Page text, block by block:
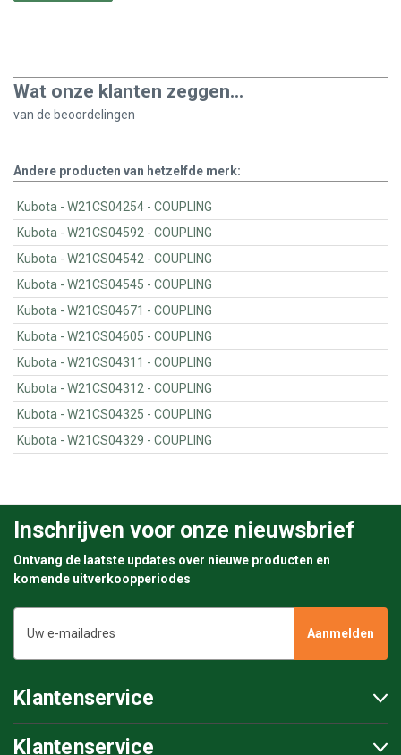
Wat onze klanten zeggen...
van de beoordelingen
Andere producten van hetzelfde merk:
Kubota - W21CS04254 - COUPLING
Kubota - W21CS04592 - COUPLING
Kubota - W21CS04542 - COUPLING
Kubota - W21CS04545 - COUPLING
Kubota - W21CS04671 - COUPLING
Kubota - W21CS04605 - COUPLING
Kubota - W21CS04311 - COUPLING
Kubota - W21CS04312 - COUPLING
Kubota - W21CS04325 - COUPLING
Kubota - W21CS04329 - COUPLING
Inschrijven voor onze nieuwsbrief
Ontvang de laatste updates over nieuwe producten en
komende uitverkoopperiodes
mailadres
Klantenservice
Klantenservice